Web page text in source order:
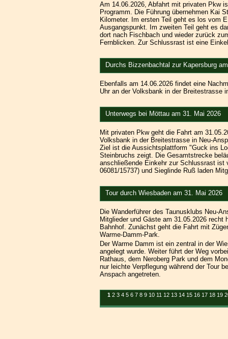
Am 14.06.2026, Abfahrt mit privaten Pkw
Programm. Die Führung übernehmen Kai
Kilometer. Im ersten Teil geht es los vom
Ausgangspunkt. Im zweiten Teil geht es
dort nach Fischbach und wieder zurück
Fernblicken. Zur Schlussrast ist eine
Durchs Bizzenbachtal zur Kapersburg
Ebenfalls am 14.06.2026 findet eine
Uhr an der Volksbank in der Breitestrasse
Unterwegs bei Möttau am 31. Mai 2026
Mit privaten Pkw geht die Fahrt am
Volksbank in der Breitestrasse in Neu-
Ziel ist die Aussichtsplattform "Guck ins
Steinbruchs zeigt. Die Gesamtstrecke
anschließende Einkehr zur Schlussrast ist
06081/15737) und Sieglinde Ruß laden
Tour durch Wiesbaden am 31. Mai 2026
Die Wanderführer des Taunusklubs Neu-
Mitglieder und Gäste am 31.05.2026
Bahnhof. Zunächst geht die Fahrt mit
Warme-Damm-Park.
Der Warme Damm ist ein zentral in der
angelegt wurde. Weiter führt der Weg
Rathaus, dem Neroberg Park und dem
nur leichte Verpflegung während der Tour
Anspach angetreten.
1 2 3 4 5 6 7 8 9 10 11 12 13 14 15 16 17 18 19